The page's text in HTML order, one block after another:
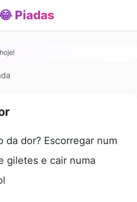
Piadas
da dor? Escorregar num
giletes e cair numa